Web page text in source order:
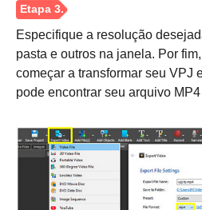
Especifique a resolução
pasta e outros na janela. Por
começar a transformar seu VPJ
pode encontrar seu arquivo